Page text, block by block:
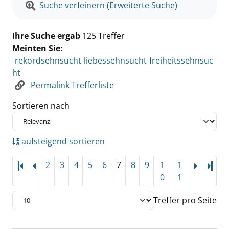
Suche verfeinern (Erweiterte Suche)
Ihre Suche ergab 125 Treffer
Meinten Sie:
rekordsehnsucht liebessehnsucht freiheitssehnsuc
ht
Permalink Trefferliste
Sortieren nach
aufsteigend sortieren
2 3 4 5 6 7 8 9
1
0
1
1
Treffer pro Seite